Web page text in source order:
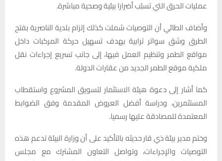
عمليات الحرق التي تسبّب أضرارا بيئية وصحية مباشرة.
وأضاف الطائي أن التوصيات شملت كذلك إلزام بلدية الناصرية بفتح
الطرق وشق سواتر ترابية بهدف تسهيل حركة المركبات داخل
مواقع الطمر وتنظيم العمل فيها، إلى جانب تسريع إجراءات نقل
ملكية موقع الطمر الجديد من عقارات الدولة.
كما أشار إلى دعوة هيئة الاستثمار لتسويق المشروع واستقطاب
المستثمرين، ودراسة أفضل العروض المقدمة وفق الضوابط
المعتمدة للمصادقة عليها رسميا.
وختم مدير بيئة ذي قار حديثه بالتأكيد على أن وزارة البيئة تدعم هذه
التوصيات والإجراءات، وتواصل التعاون المشترك مع مجلس